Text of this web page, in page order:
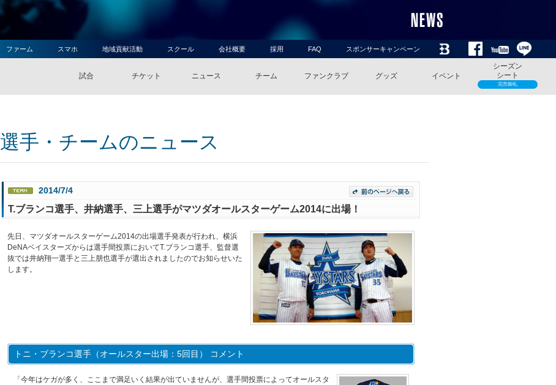
スポンサーキャンペーン
FAQ
採用
会社概要
スクール
地域貢献活動
スマホ
ファーム
シーズン
シート
完売御礼
イベント
グッズ
ファンクラブ
チーム
ニュース
チケット
試合
選手・チームのニュース
2014/7/4
T.ブランコ選手、井納選手、三上選手がマツダオールスターゲーム2014に出場！
先日、マツダオールスターゲーム2014の出場選手発表が行われ、横浜
DeNAベイスターズからは選手間投票においてT.ブランコ選手、監督選
抜では井納翔一選手と三上朋也選手が選出されましたのでお知らせいた
します。
トニ・ブランコ選手（オールスター出場：5回目） コメント
「今年はケガが多く、ここまで満足いく結果が出ていませんが、選手間投票によってオールスタ